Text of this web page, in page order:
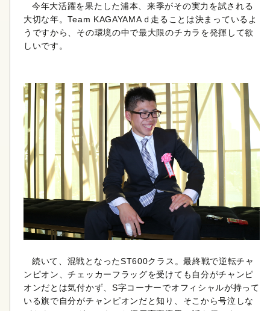
今年大活躍を果たした浦本、来季がその実力を試される
大切な年。Team KAGAYAMAｄ走ることは決まっているよ
うですから、その環境の中で最大限のチカラを発揮して欲
しいです。
続いて、混戦となったST600クラス。最終戦で逆転チャ
ンピオン、チェッカーフラッグを受けても自分がチャンピ
オンだとは気付かず、S字コーナーでオフィシャルが持って
いる旗で自分がチャンピオンだと知り、そこから号泣しな